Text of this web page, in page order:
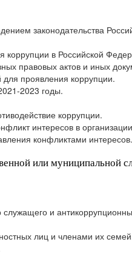
законодательства
коррупции в Российской
правовых актов и иных
проявления коррупции.
2023 годы.
коррупции.
интересов в
конфликтами интересов.
или муниципальной
и
лиц и членами их